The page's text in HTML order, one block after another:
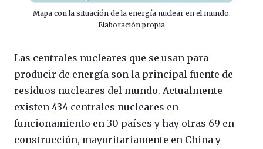
Mapa con la situación de la energía nuclear en el mundo.
Elaboración propia
Las centrales nucleares que se usan para
producir de energía son la principal fuente de
residuos nucleares del mundo. Actualmente
existen 434 centrales nucleares en
funcionamiento en 30 países y hay otras 69 en
construcción, mayoritariamente en China y